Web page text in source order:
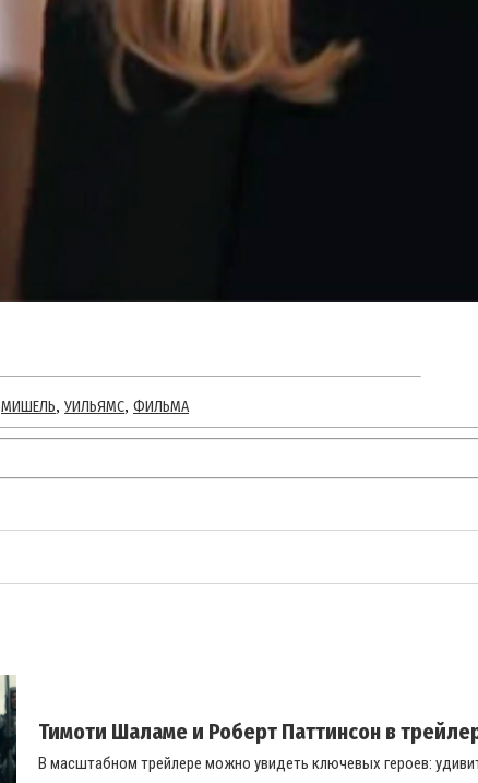
МИШЕЛЬ, УИЛЬЯМС, ФИЛЬМА
Тимоти Шаламе и Роберт Паттинсон в
В масштабном трейлере можно увидеть ключевых героев: